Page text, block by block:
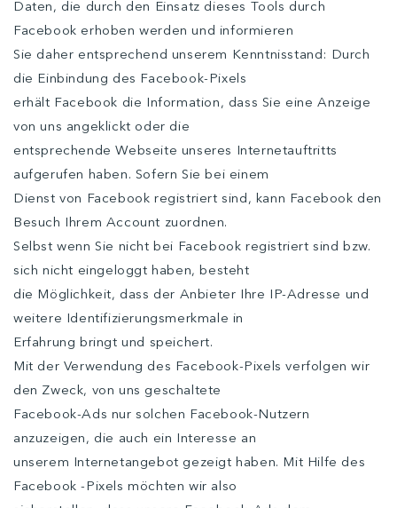
Daten, die durch den Einsatz dieses Tools durch
Facebook erhoben werden und informieren
Sie daher entsprechend unserem Kenntnisstand: Durch
die Einbindung des Facebook-Pixels
erhält Facebook die Information, dass Sie eine Anzeige
von uns angeklickt oder die
entsprechende Webseite unseres Internetauftritts
aufgerufen haben. Sofern Sie bei einem
Dienst von Facebook registriert sind, kann Facebook den
Besuch Ihrem Account zuordnen.
Selbst wenn Sie nicht bei Facebook registriert sind bzw.
sich nicht eingeloggt haben, besteht
die Möglichkeit, dass der Anbieter Ihre IP-Adresse und
weitere Identifizierungsmerkmale in
Erfahrung bringt und speichert.
Mit der Verwendung des Facebook-Pixels verfolgen wir
den Zweck, von uns geschaltete
Facebook-Ads nur solchen Facebook-Nutzern
anzuzeigen, die auch ein Interesse an
unserem Internetangebot gezeigt haben. Mit Hilfe des
Facebook -Pixels möchten wir also